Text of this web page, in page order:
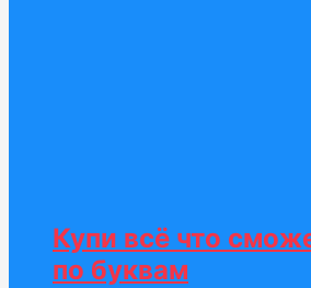
Купи всё что
по буквам